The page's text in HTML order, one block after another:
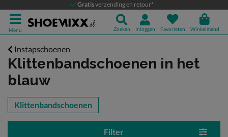
Gratisverzending en retour*
Menu Zoeken Inloggen Favorieten Winkelmand
Instapschoenen
Klittenbandschoenen in het
blauw
over
Klittenbandschoenen
Filter